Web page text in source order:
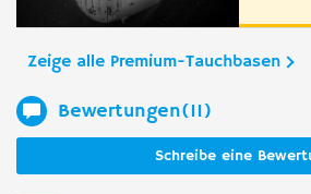
Zeige alle Premium-Tauchbasen
Bewertungen(11)
Schreibe eine